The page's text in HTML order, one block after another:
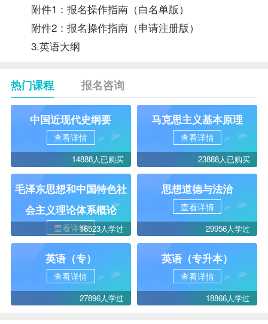
附件1：报名操作指南（白名单版）
附件2：报名操作指南（申请注册版）
3.英语大纲
热门课程 报名咨询
中国近现代史纲要
查看详情
14888人已购买
马克思主义基本原理
查看详情
23888人已购买
毛泽东思想和中国特色社
会主义理论体系概论
查看详情16523人学过
思想道德与法治
查看详情
29956人学过
英语（专）
查看详情
27896人学过
英语（专升本）
查看详情
18866人学过